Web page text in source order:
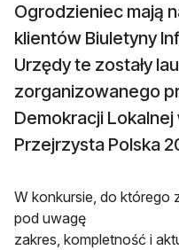
Ogrodzieniec mają
klientów Biuletyny
Urzędy te zostały
zorganizowanego
Demokracji Lokalnej
Przejrzysta Polska
W konkursie, do którego
pod uwagę
zakres, kompletność i